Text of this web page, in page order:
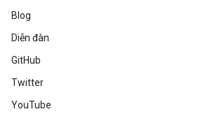
Blog
Diễn đàn
GitHub
Twitter
YouTube